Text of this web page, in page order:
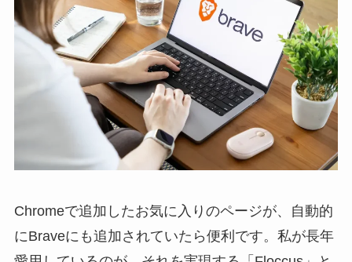
Chromeで追加したお気に入りのページが、自動的
にBraveにも追加されていたら便利です。私が長年